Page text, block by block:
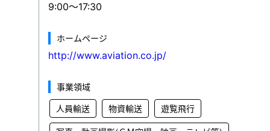
9:00～17:30
ホームページ
http://www.aviation.co.jp/
事業領域
人員輸送 物資輸送 遊覧飛行